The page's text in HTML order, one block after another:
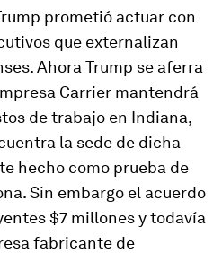
prometió actuar con
que externalizan
Ahora Trump se aferra
Carrier mantendrá
de trabajo en Indiana,
la sede de dicha
hecho como prueba de
Sin embargo el acuerdo
$7 millones y todavía
fabricante de